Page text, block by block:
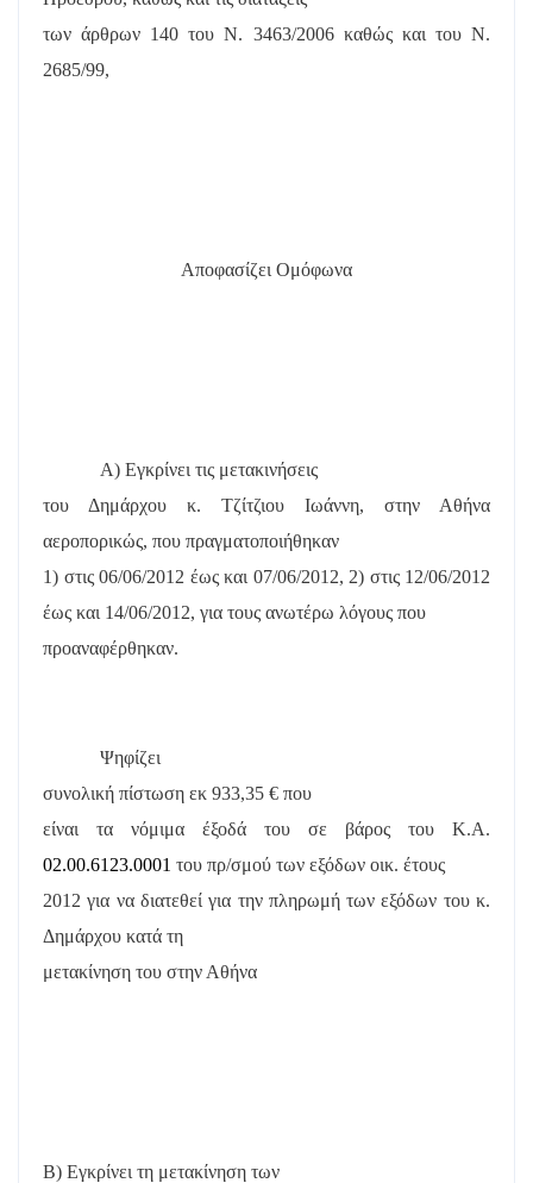
των άρθρων 140 του Ν. 3463/2006 καθώς και του Ν.
2685/99,
Αποφασίζει Ομόφωνα
Α) Εγκρίνει τις μετακινήσεις
του Δημάρχου κ. Τζίτζιου Ιωάννη, στην Αθήνα
αεροπορικώς, που πραγματοποιήθηκαν
1) στις 06/06/2012 έως και 07/06/2012, 2) στις 12/06/2012
έως και 14/06/2012, για τους ανωτέρω λόγους που
προαναφέρθηκαν.
Ψηφίζει
συνολική πίστωση εκ 933,35 € που
είναι τα νόμιμα έξοδά του σε βάρος του Κ.Α.
02.00.6123.0001 του πρ/σμού των εξόδων οικ. έτους
2012 για να διατεθεί για την πληρωμή των εξόδων του κ.
Δημάρχου κατά τη
μετακίνηση του στην Αθήνα
Β) Εγκρίνει τη μετακίνηση των